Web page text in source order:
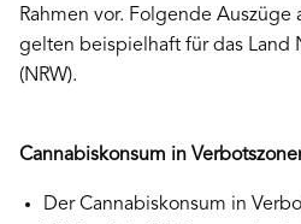
Rahmen vor. Folgende
gelten beispielhaft für das Land
(NRW).
Cannabiskonsum in
Der Cannabiskonsum in